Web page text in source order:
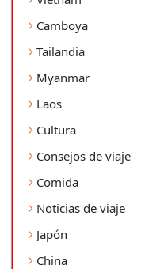
Camboya
Tailandia
Myanmar
Laos
Cultura
Consejos de viaje
Comida
Noticias de viaje
Japón
China